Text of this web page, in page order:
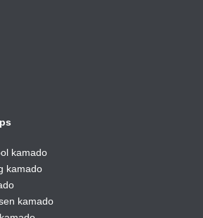
kamado
kamado
kamado